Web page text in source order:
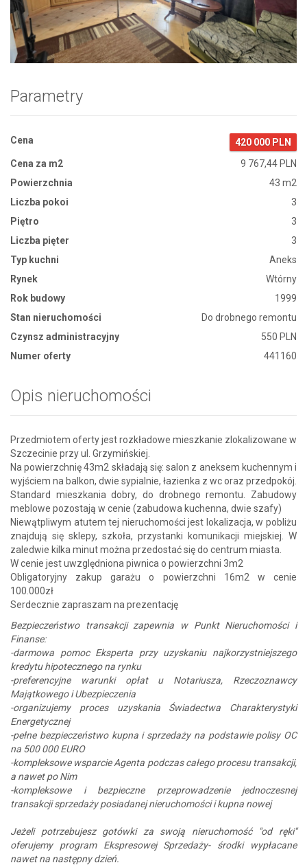
Zdjęcie 1
Parametry
Cena
420 000 PLN
Cena za m2
9 767,44 PLN
Powierzchnia
43 m2
Liczba pokoi
3
Piętro
3
Liczba pięter
3
Typ kuchni
Aneks
Rynek
Wtórny
Rok budowy
1999
Stan nieruchomości
Do drobnego remontu
Czynsz administracyjny
550 PLN
Numer oferty
441160
Opis nieruchomości
Przedmiotem oferty jest rozkładowe mieszkanie zlokalizowane w
Szczecinie przy ul. Grzymińskiej.
Na powierzchnię 43m2 składają się: salon z aneksem kuchennym i
wyjściem na balkon, dwie sypialnie, łazienka z wc oraz przedpokój.
Standard mieszkania dobry, do drobnego remontu. Zabudowy
meblowe pozostają w cenie (zabudowa kuchenna, dwie szafy)
Niewątpliwym atutem tej nieruchomości jest lokalizacja, w pobliżu
znajdują się sklepy, szkoła, przystanki komunikacji miejskiej. W
zaledwie kilka minut można przedostać się do centrum miasta.
W cenie jest uwzględniona piwnica o powierzchni 3m2
Obligatoryjny zakup garażu o powierzchni 16m2 w cenie
100.000zł
Serdecznie zapraszam na prezentację
Bezpieczeństwo transakcji zapewnia w Punkt Nieruchomości i
Finanse:
-darmowa pomoc Eksperta przy uzyskaniu najkorzystniejszego
kredytu hipotecznego na rynku
-preferencyjne warunki opłat u Notariusza, Rzeczoznawcy
Majątkowego i Ubezpieczenia
-organizujemy proces uzyskania Świadectwa Charakterystyki
Energetycznej
-pełne bezpieczeństwo kupna i sprzedaży na podstawie polisy OC
na 500 000 EURO
-kompleksowe wsparcie Agenta podczas całego procesu transakcji,
a nawet po Nim
-kompleksowe i bezpieczne przeprowadzenie jednoczesnej
transakcji sprzedaży posiadanej nieruchomości i kupna nowej
Jeżeli potrzebujesz gotówki za swoją nieruchomość "od ręki"
oferujemy program Ekspresowej Sprzedaży- środki wypłacane
nawet na następny dzień.